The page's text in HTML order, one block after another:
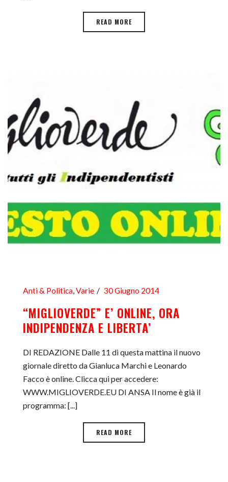
READ MORE
Anti & Politica Varie 30 Giugno 2014
“MIGLIOVERDE” E’ ONLINE, ORA
INDIPENDENZA E LIBERTA’
DI REDAZIONE Dalle 11 di questa mattina il nuovo
giornale diretto da Gianluca Marchi e Leonardo
Facco è online. Clicca qui per accedere:
WWW.MIGLIOVERDE.EU DI ANSA Il nome è già il
programma: [...]
READ MORE